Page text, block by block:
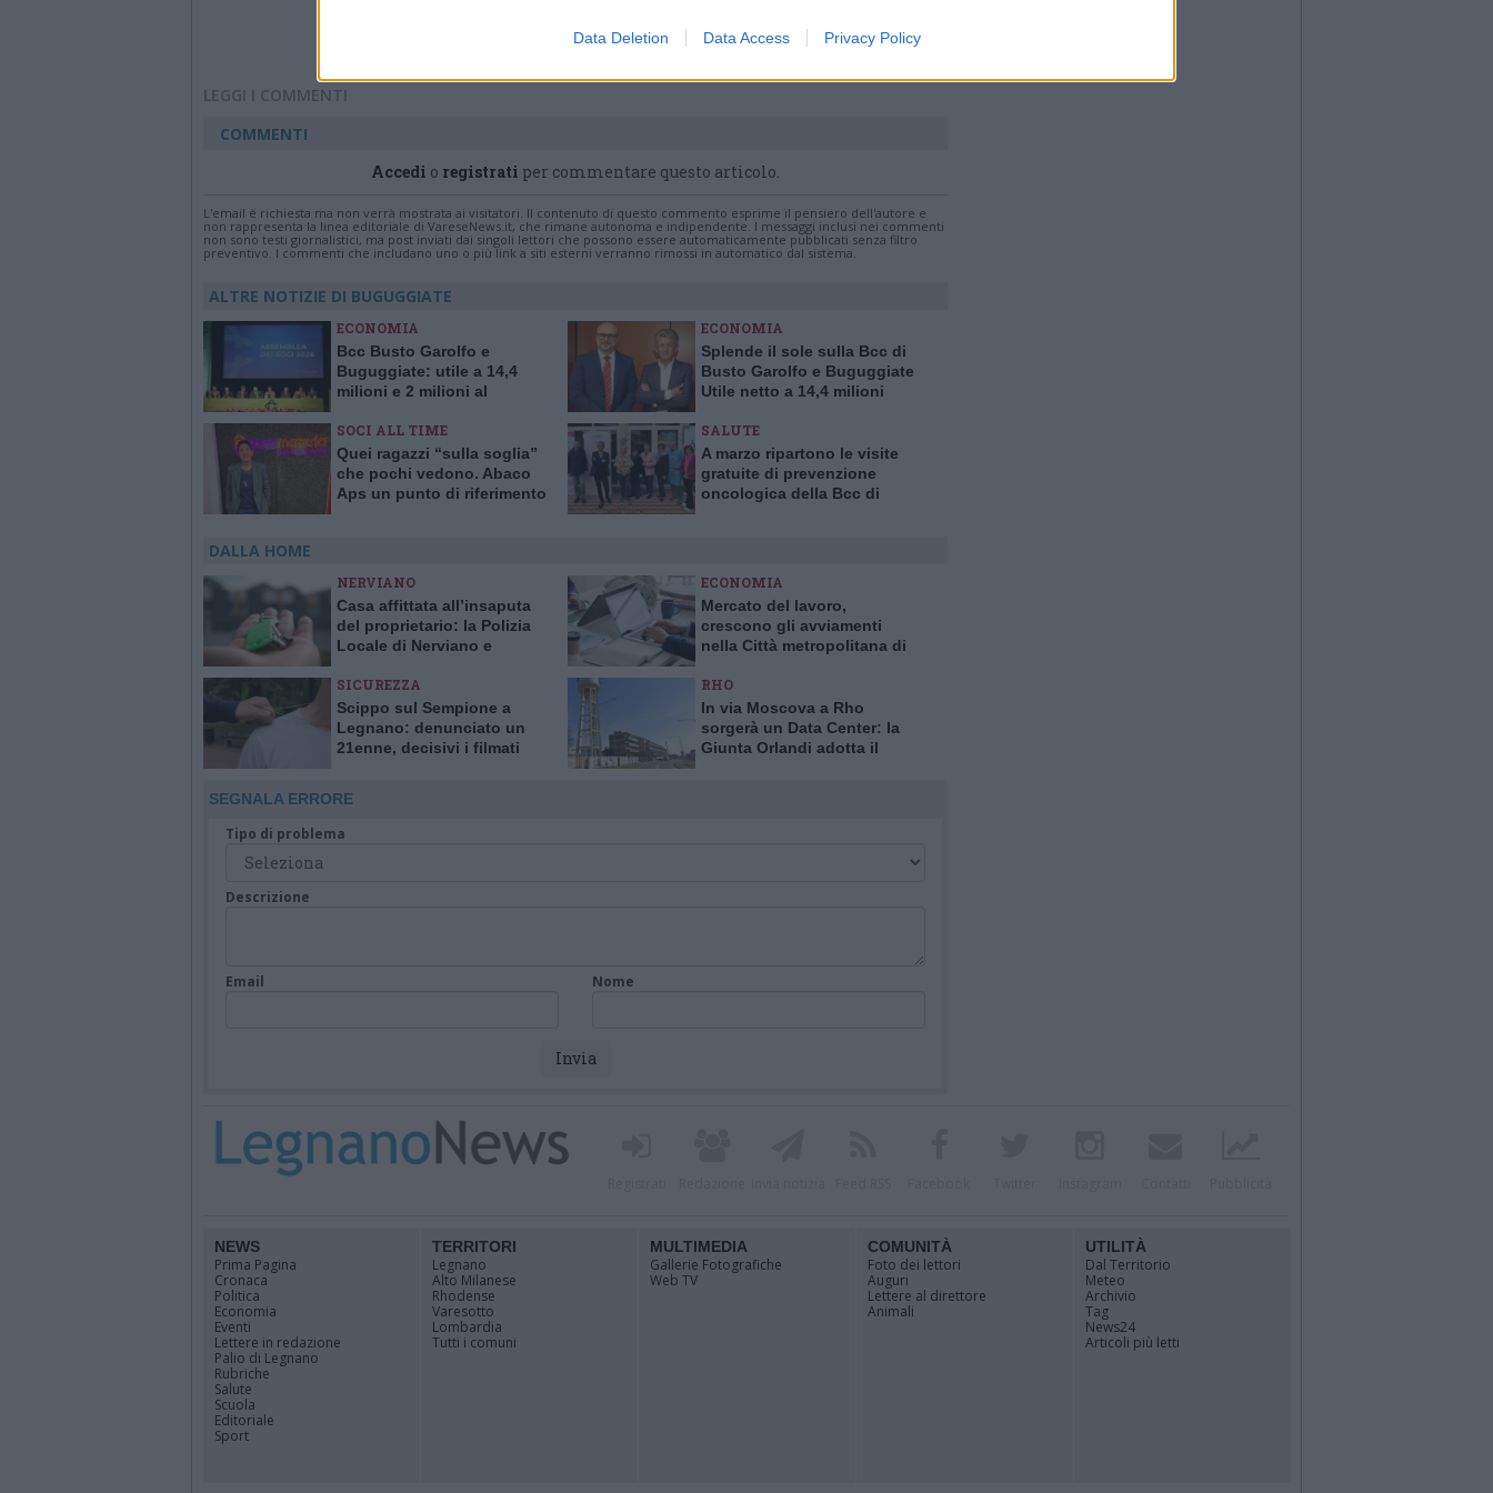
Data Deletion Data Access Privacy Policy
Pubblicato il 08 Aprile 2025
LEGGI I COMMENTI
COMMENTI
Accedi o registrati per commentare questo articolo.
L'email è richiesta ma non verrà mostrata ai visitatori. Il contenuto di questo commento esprime il pensiero dell'autore e
non rappresenta la linea editoriale di VareseNews.it, che rimane autonoma e indipendente. I messaggi inclusi nei commenti
non sono testi giornalistici, ma post inviati dai singoli lettori che possono essere automaticamente pubblicati senza filtro
preventivo. I commenti che includano uno o più link a siti esterni verranno rimossi in automatico dal sistema.
ALTRE NOTIZIE DI BUGUGGIATE
ECONOMIA
Bcc Busto Garolfo e
Buguggiate: utile a 14,4
milioni e 2 milioni al
ECONOMIA
Splende il sole sulla Bcc di
Busto Garolfo e Buguggiate
Utile netto a 14,4 milioni
SOCI ALL TIME
Quei ragazzi “sulla soglia”
che pochi vedono. Abaco
Aps un punto di riferimento
SALUTE
A marzo ripartono le visite
gratuite di prevenzione
oncologica della Bcc di
DALLA HOME
NERVIANO
Casa affittata all’insaputa
del proprietario: la Polizia
Locale di Nerviano e
ECONOMIA
Mercato del lavoro,
crescono gli avviamenti
nella Città metropolitana di
SICUREZZA
Scippo sul Sempione a
Legnano: denunciato un
21enne, decisivi i filmati
RHO
In via Moscova a Rho
sorgerà un Data Center: la
Giunta Orlandi adotta il
SEGNALA ERRORE
Tipo di problema
Descrizione
Email Nome
NEWS
Prima Pagina
Cronaca
Politica
Economia
Eventi
Lettere in redazione
Palio di Legnano
Rubriche
Salute
Scuola
Editoriale
Sport
TERRITORI
Legnano
Alto Milanese
Rhodense
Varesotto
Lombardia
Tutti i comuni
MULTIMEDIA
Gallerie Fotografiche
Web TV
COMUNITÀ
Foto dei lettori
Auguri
Lettere al direttore
Animali
UTILITÀ
Dal Territorio
Meteo
Archivio
Tag
News24
Articoli più letti